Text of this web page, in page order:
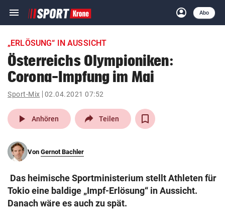
menu Navigation
ein-/ausklappen
account_circle
Anmelden
Abo
close Schließen
account_circle Anmelden
arrow_right
pin_drop
Wien arrow_right
search
eingeben
„ERLÖSUNG“ IN AUSSICHT
Österreichs Olympioniken:
Corona-Impfung im Mai
Sport-Mix 02.04.2021 07:52
play_arrow Anhören Teilen
Von Gernot Bachler
Das heimische Sportministerium stellt Athleten für
Tokio eine baldige „Impf-Erlösung“ in Aussicht.
Danach wäre es auch zu spät.